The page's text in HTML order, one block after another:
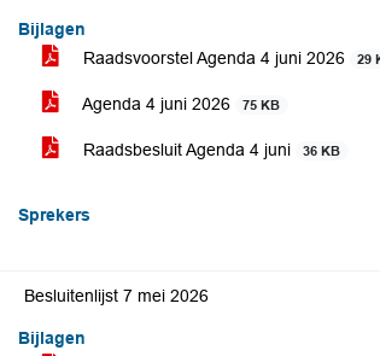
Bijlagen
Raadsvoorstel Agenda 4 juni 2026
29
Agenda 4 juni 2026 75 KB
Raadsbesluit Agenda 4 juni 36 KB
Sprekers
Besluitenlijst 7 mei 2026
Bijlagen